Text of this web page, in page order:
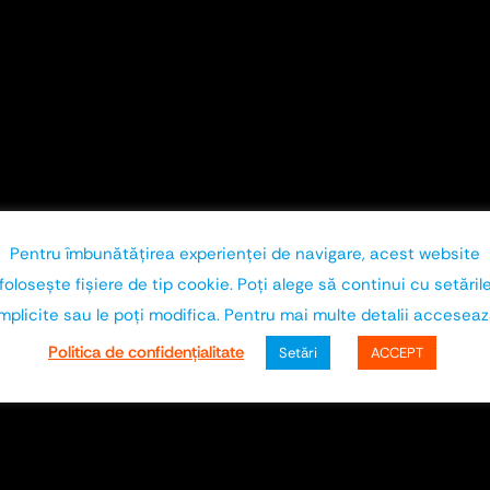
Pentru îmbunătăţirea experienţei de navigare, acest website
fişiere de tip cookie. Poţi alege să continui cu
sau le poţi modifica. Pentru mai multe detalii
Politica de confidenţialitate
Setări ACCEPT